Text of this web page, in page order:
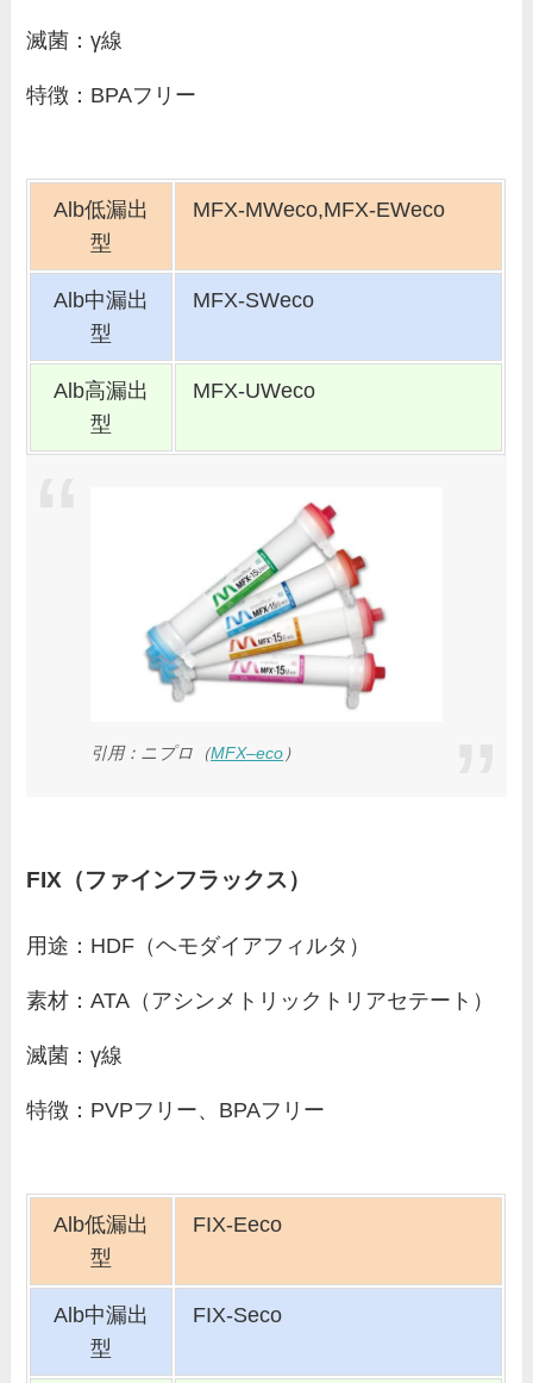
滅菌：γ線
特徴：BPAフリー
Alb低漏出
型
MFX-MWeco,MFX-EWeco
Alb中漏出
型
MFX-SWeco
Alb高漏出
型
MFX-UWeco
引用： ニプロ（MFX–eco ）
FIX（ファインフラックス）
用途：HDF（ヘモダイアフィルタ）
素材：ATA（アシンメトリックトリアセテート）
滅菌：γ線
特徴：PVPフリー、BPAフリー
Alb低漏出
型
FIX-Eeco
Alb中漏出
型
FIX-Seco